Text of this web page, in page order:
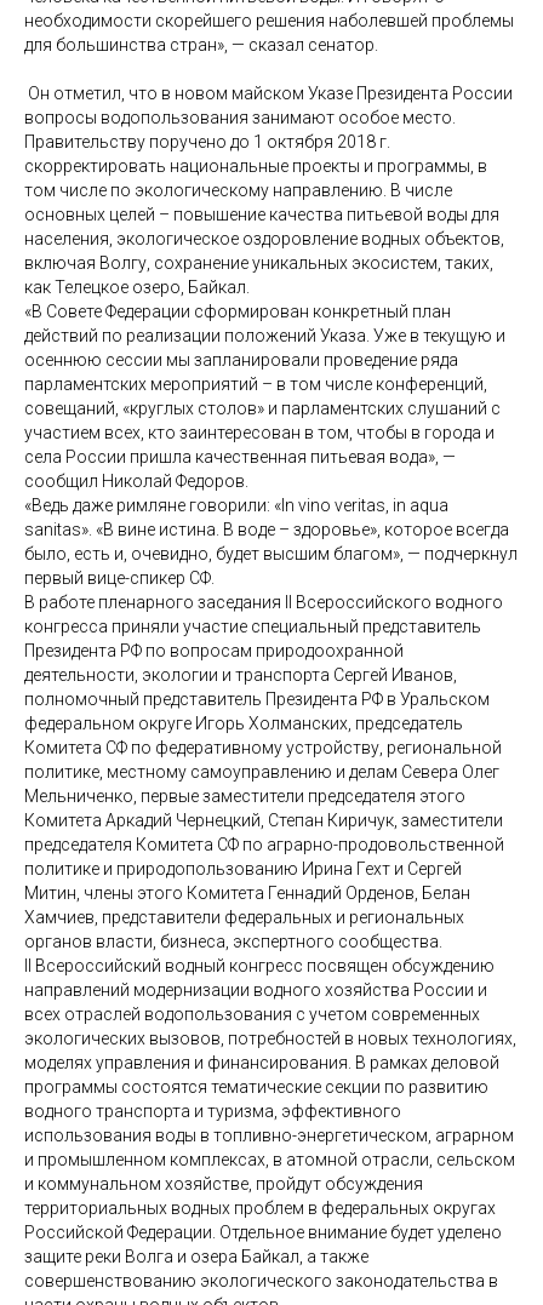
необходимости скорейшего решения наболевшей проблемы
для большинства стран», — сказал сенатор.
Он отметил, что в новом майском Указе Президента России
вопросы водопользования занимают особое место.
Правительству поручено до 1 октября 2018 г.
скорректировать национальные проекты и программы, в
том числе по экологическому направлению. В числе
основных целей – повышение качества питьевой воды для
населения, экологическое оздоровление водных объектов,
включая Волгу, сохранение уникальных экосистем, таких,
как Телецкое озеро, Байкал.
«В Совете Федерации сформирован конкретный план
действий по реализации положений Указа. Уже в текущую и
осеннюю сессии мы запланировали проведение ряда
парламентских мероприятий – в том числе конференций,
совещаний, «круглых столов» и парламентских слушаний с
участием всех, кто заинтересован в том, чтобы в города и
села России пришла качественная питьевая вода», —
сообщил Николай Федоров.
«Ведь даже римляне говорили: «In vino veritas, in aqua
sanitas». «В вине истина. В воде – здоровье», которое всегда
было, есть и, очевидно, будет высшим благом», — подчеркнул
первый вице-спикер СФ.
В работе пленарного заседания II Всероссийского водного
конгресса приняли участие специальный представитель
Президента РФ по вопросам природоохранной
деятельности, экологии и транспорта Сергей Иванов,
полномочный представитель Президента РФ в Уральском
федеральном округе Игорь Холманских, председатель
Комитета СФ по федеративному устройству, региональной
политике, местному самоуправлению и делам Севера Олег
Мельниченко, первые заместители председателя этого
Комитета Аркадий Чернецкий, Степан Киричук, заместители
председателя Комитета СФ по аграрно-продовольственной
политике и природопользованию Ирина Гехт и Сергей
Митин, члены этого Комитета Геннадий Орденов, Белан
Хамчиев, представители федеральных и региональных
органов власти, бизнеса, экспертного сообщества.
II Всероссийский водный конгресс посвящен обсуждению
направлений модернизации водного хозяйства России и
всех отраслей водопользования с учетом современных
экологических вызовов, потребностей в новых технологиях,
моделях управления и финансирования. В рамках деловой
программы состоятся тематические секции по развитию
водного транспорта и туризма, эффективного
использования воды в топливно-энергетическом, аграрном
и промышленном комплексах, в атомной отрасли, сельском
и коммунальном хозяйстве, пройдут обсуждения
территориальных водных проблем в федеральных округах
Российской Федерации. Отдельное внимание будет уделено
защите реки Волга и озера Байкал, а также
совершенствованию экологического законодательства в